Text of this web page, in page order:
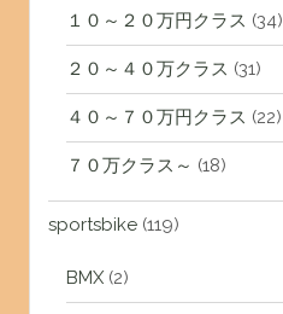
１０～２０万円クラス (34)
２０～４０万クラス (31)
４０～７０万円クラス (22)
７０万クラス～ (18)
sportsbike(119)
BMX(2)